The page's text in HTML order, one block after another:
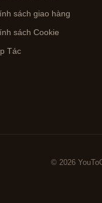
sách giao hàng
sách Cookie
Tác
© 2026